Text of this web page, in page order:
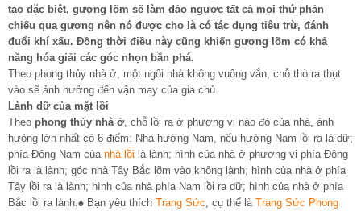
tạo đặc biệt, gương lõm sẽ làm đảo ngược tất cả mọi thứ phản
chiếu qua gương nên nó được cho là có tác dụng tiêu trừ, đánh
đuổi khí xấu. Đồng thời điều này cũng khiến gương lõm có khả
năng hóa giải các góc nhọn bắn phá.
Theo phong thủy nhà ở, một ngôi nhà không vuông vắn, chỗ thò ra thụt
vào sẽ ảnh hưởng đến vận may của gia chủ.
Lành dữ của mặt lồi
Theo phong thủy nhà ở, chỗ lồi ra ở phương vị nào đó của nhà, ảnh
hưỏng lớn nhất có 6 điểm: Nhà hướng Nam, nếu hướng Nam lồi ra là dữ;
phía Đông Nam của nhà lồi là lành; hình của nhà ở phương vị phía Đông
lồi ra là lành; góc nhà Tây Bắc lõm vào không lành; hình của nhà ở phía
Tây lồi ra là lành; hình của nhà phía Nam lồi ra dữ; hình của nhà ở phía
Bắc lồi ra lành.♠ Bạn yêu thích Trang Sức , cụ thể là Trang Sức Phong